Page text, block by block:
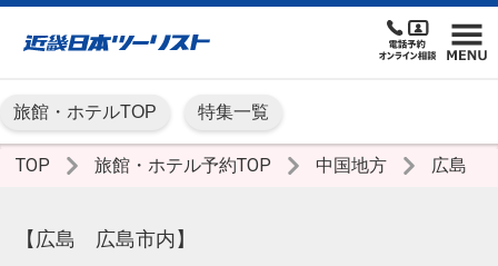
旅館・ホテルTOP 特集一覧
TOP 旅館・ホテル予約TOP 中国地方 広島
【広島 広島市内】